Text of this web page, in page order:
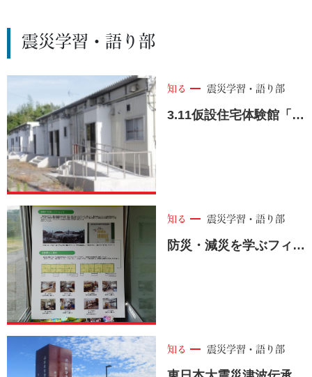
震災学習・語り部
知る 震災学習・語り部
3.11仮設住宅体験館「宿泊体験」＜陸前高田市＞
知る 震災学習・語り部
防災・減災を学ぶフィールドプログラム<陸前高田市>
知る 震災学習・語り部